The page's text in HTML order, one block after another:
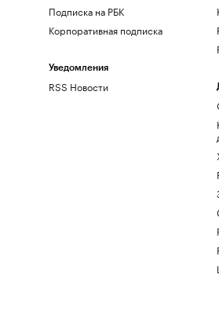
Подписка на РБК
Корпоративная подписка
Уведомления
RSS Новости